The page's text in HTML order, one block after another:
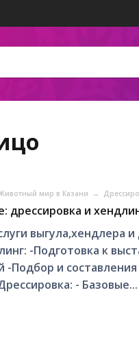
мир в Казани →
дрессировка и
выгула,хендлера
-Подготовка к
-Подбор и
- Базовые...